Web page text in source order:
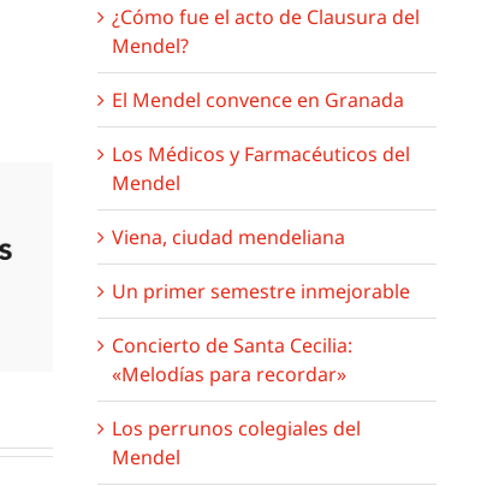
¿Cómo fue el acto de Clausura del
Mendel?
El Mendel convence en Granada
Los Médicos y Farmacéuticos del
Mendel
Viena, ciudad mendeliana
Un primer semestre inmejorable
Concierto de Santa Cecilia:
«Melodías para recordar»
Los perrunos colegiales del
Mendel